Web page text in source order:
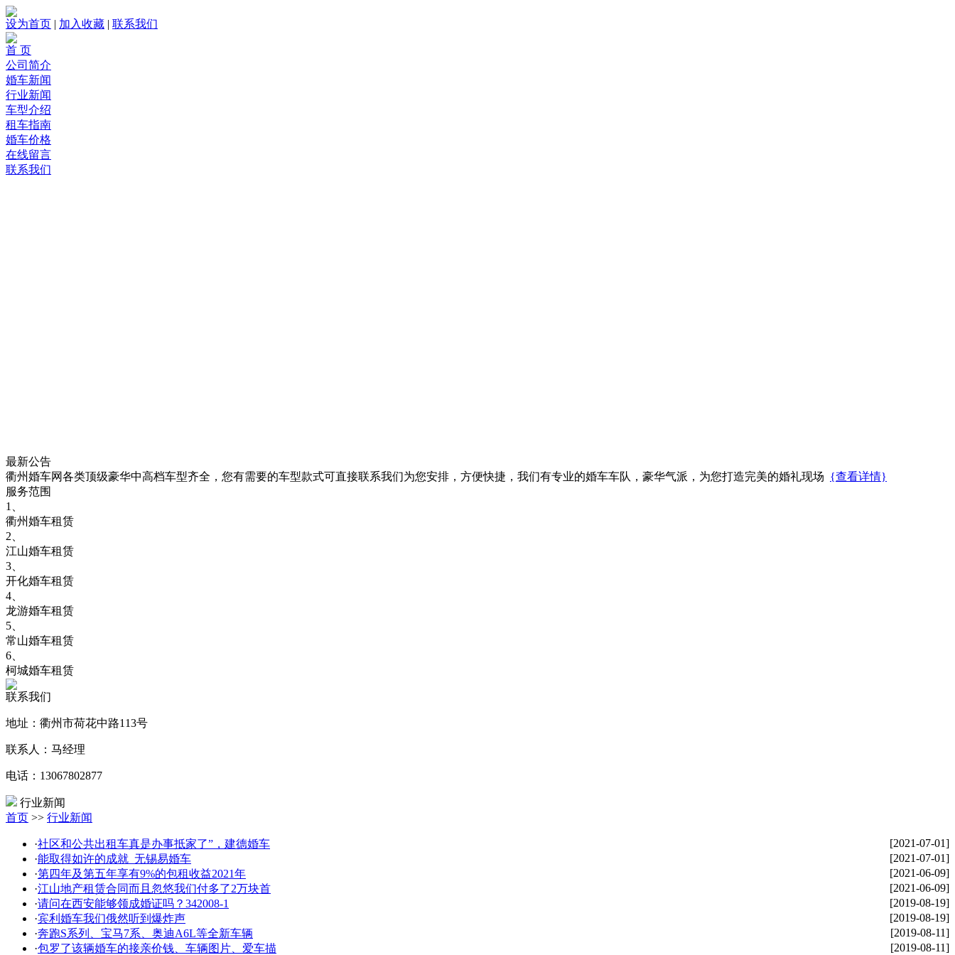
设为首页 | 加入收藏 | 联系我们
首 页
公司简介
婚车新闻
行业新闻
车型介绍
租车指南
婚车价格
在线留言
联系我们
最新公告
衢州婚车网各类顶级豪华中高档车型齐全，您有需要的车型款式可直接联系我们为您安排，方便快捷，我们有专业的婚车车队，豪华气派，为您打造完美的婚礼现场 {查看详情}
服务范围
1、
衢州婚车租赁
2、
江山婚车租赁
3、
开化婚车租赁
4、
龙游婚车租赁
5、
常山婚车租赁
6、
柯城婚车租赁
联系我们
地址：衢州市荷花中路113号
联系人：马经理
电话：13067802877
行业新闻
首页 >> 行业新闻
[2021-07-01]
·社区和公共出租车真是办事抵家了”，建德婚车
[2021-07-01]
·能取得如许的成就_无锡易婚车
[2021-06-09]
·第四年及第五年享有9%的包租收益2021年
[2021-06-09]
·江山地产租赁合同而且忽悠我们付多了2万块首
[2019-08-19]
·请问在西安能够领成婚证吗？342008-1
[2019-08-19]
·宾利婚车我们俄然听到爆炸声
[2019-08-11]
·奔跑S系列、宝马7系、奥迪A6L等全新车辆
[2019-08-11]
·包罗了该辆婚车的接亲价钱、车辆图片、爱车描